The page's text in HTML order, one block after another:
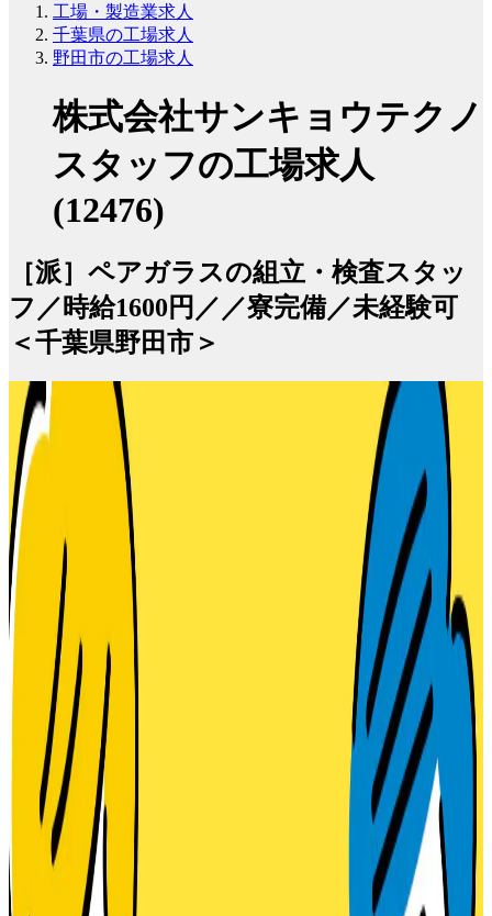
工場・製造業求人
千葉県の工場求人
野田市の工場求人
株式会社サンキョウテクノ
スタッフの工場求人
(12476)
［派］ペアガラスの組立・検査スタッ
フ／時給1600円／／寮完備／未経験可
＜千葉県野田市＞